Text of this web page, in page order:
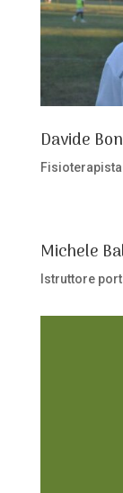
Davide
Fisioterapista
Michele
Istruttore